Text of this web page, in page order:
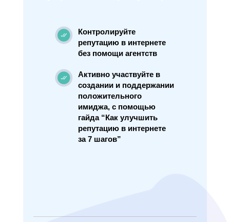
Контролируйте
репутацию в интернете
без помощи агентств
Активно участвуйте в
создании и поддержании
положительного
имиджа, с помощью
гайда “Как улучшить
репутацию в интернете
за 7 шагов”